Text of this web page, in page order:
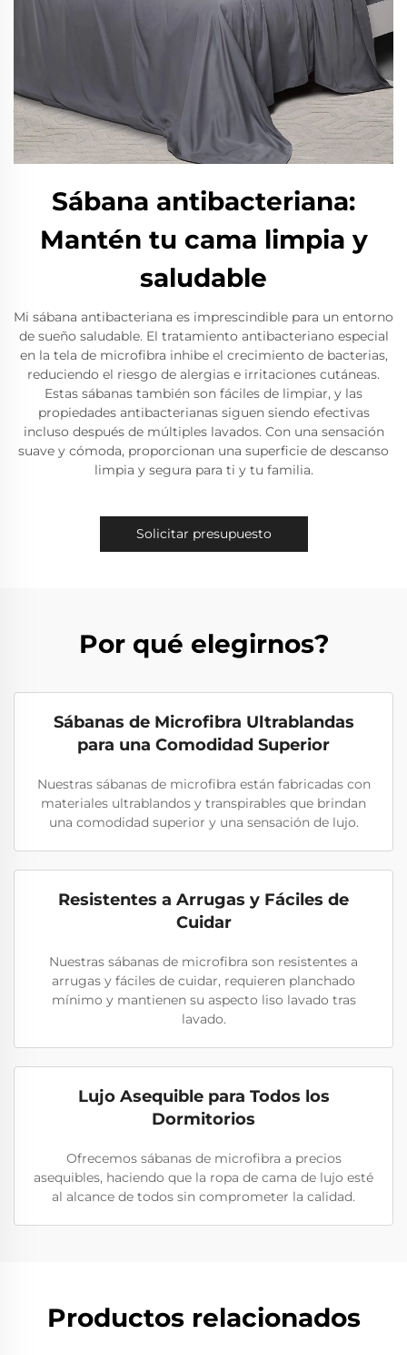
Sábana antibacteriana:
Mantén tu cama limpia y
saludable
Mi sábana antibacteriana es imprescindible para un entorno
de sueño saludable. El tratamiento antibacteriano especial
en la tela de microfibra inhibe el crecimiento de bacterias,
reduciendo el riesgo de alergias e irritaciones cutáneas.
Estas sábanas también son fáciles de limpiar, y las
propiedades antibacterianas siguen siendo efectivas
incluso después de múltiples lavados. Con una sensación
suave y cómoda, proporcionan una superficie de descanso
limpia y segura para ti y tu familia.
Solicitar presupuesto
Por qué elegirnos?
Sábanas de Microfibra Ultrablandas
para una Comodidad Superior
Nuestras sábanas de microfibra están fabricadas con
materiales ultrablandos y transpirables que brindan
una comodidad superior y una sensación de lujo.
Resistentes a Arrugas y Fáciles de
Cuidar
Nuestras sábanas de microfibra son resistentes a
arrugas y fáciles de cuidar, requieren planchado
mínimo y mantienen su aspecto liso lavado tras
lavado.
Lujo Asequible para Todos los
Dormitorios
Ofrecemos sábanas de microfibra a precios
asequibles, haciendo que la ropa de cama de lujo esté
al alcance de todos sin comprometer la calidad.
Productos relacionados